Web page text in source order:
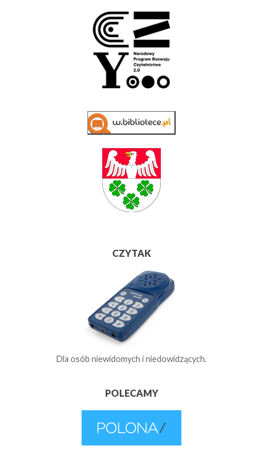
CZYTAK
Dla osób niewidomych i niedowidzących.
POLECAMY